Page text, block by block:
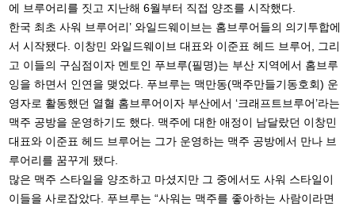
에 브루어리를 짓고 지난해 6월부터 직접 양조를 시작했다.
한국 최초 사워 브루어리’ 와일드웨이브는 홈브루어들의 의기투합에
서 시작됐다. 이창민 와일드웨이브 대표와 이준표 헤드 브루어, 그리
고 이들의 구심점이자 멘토인 푸브루(필명)는 부산 지역에서 홈브루
잉을 하면서 인연을 맺었다. 푸브루는 맥만동(맥주만들기동호회) 운
영자로 활동했던 열혈 홈브루어이자 부산에서 ‘크래프트브루어’라는
맥주 공방을 운영하기도 했다. 맥주에 대한 애정이 남달랐던 이창민
대표와 이준표 헤드 브루어는 그가 운영하는 맥주 공방에서 만나 브
루어리를 꿈꾸게 됐다.
많은 맥주 스타일을 양조하고 마셨지만 그 중에서도 사워 스타일이
이들을 사로잡았다. 푸브루는 “사워는 맥주를 좋아하는 사람이라면